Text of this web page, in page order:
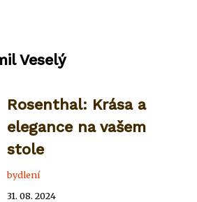
Veselý
Rosenthal: Krása a
elegance na vašem
stole
bydlení
31. 08. 2024